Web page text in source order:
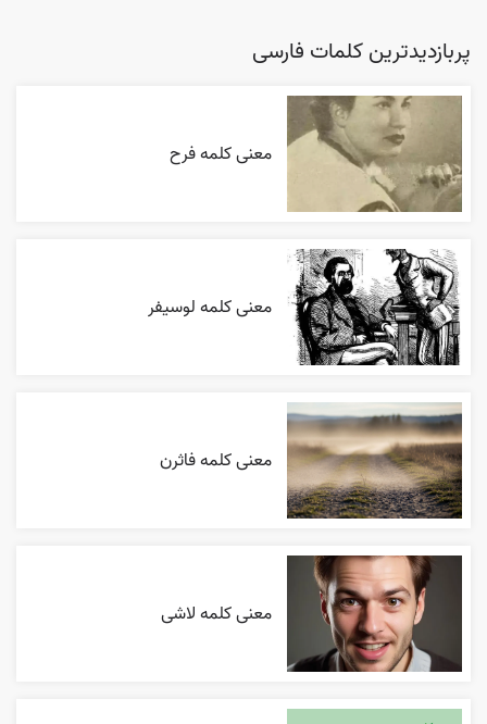
پربازدیدترین کلمات فارسی
معنی کلمه فرح
معنی کلمه لوسیفر
معنی کلمه فاثرن
معنی کلمه لاشی